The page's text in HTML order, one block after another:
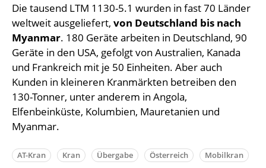
Die tausend LTM 1130-5.1 wurden in fast 70 Länder
weltweit ausgeliefert, von Deutschland bis nach
Myanmar. 180 Geräte arbeiten in Deutschland, 90
Geräte in den USA, gefolgt von Australien, Kanada
und Frankreich mit je 50 Einheiten. Aber auch
Kunden in kleineren Kranmärkten betreiben den
130-Tonner, unter anderem in Angola,
Elfenbeinküste, Kolumbien, Mauretanien und
Myanmar.
AT-Kran Kran Übergabe Österreich Mobilkran